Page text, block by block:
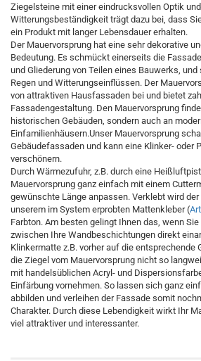
Ziegelsteine mit einer eindrucksvollen Optik
Witterungsbeständigkeit trägt dazu bei, dass
ein Produkt mit langer Lebensdauer erhalten.
Der Mauervorsprung hat eine sehr dekorative
Bedeutung. Es schmückt einerseits die
und Gliederung von Teilen eines Bauwerks,
Regen und Witterungseinflüssen. Der
von attraktiven Hausfassaden bei und bietet
Fassadengestaltung. Den Mauervorsprung
historischen Gebäuden, sondern auch an
Einfamilienhäusern.Unser Mauervorsprung
Gebäudefassaden und kann eine Klinker- oder
verschönern.
Durch Wärmezufuhr, z.B. durch eine
Mauervorsprung ganz einfach mit einem
gewünschte Länge anpassen. Verklebt wird
unserem im System erprobten Mattenkleber (
Farbton. Am besten gelingt Ihnen das, wenn
zwischen Ihre Wandbeschichtungen direkt
Klinkermatte z.B. vorher auf die entsprechende
die Ziegel vom Mauervorsprung nicht so
mit handelsüblichen Acryl- und
Einfärbung vornehmen. So lassen sich ganz
abbilden und verleihen der Fassade somit
Charakter. Durch diese Lebendigkeit wirkt Ihr
viel attraktiver und interessanter.